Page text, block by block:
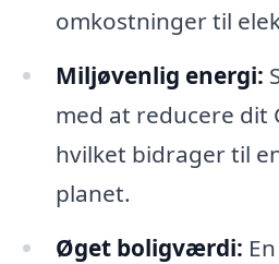
omkostninger til
Miljøvenlig energi:
med at reducere dit
hvilket bidrager til
planet.
Øget boligværdi: